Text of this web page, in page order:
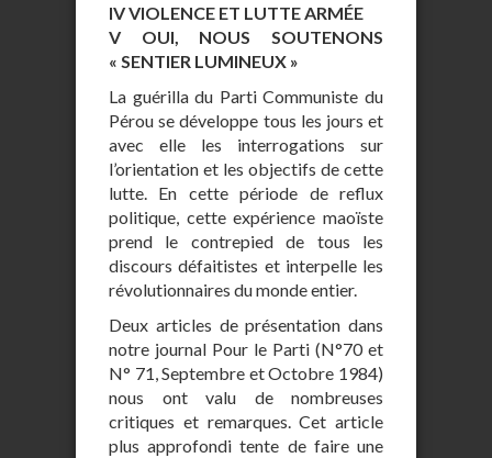
IV VIOLENCE ET LUTTE ARMÉE
V OUI, NOUS SOUTENONS
« SENTIER LUMINEUX »
La guérilla du Parti Communiste du
Pérou se développe tous les jours et
avec elle les interrogations sur
l’orientation et les objectifs de cette
lutte. En cette période de reflux
politique, cette expérience maoïste
prend le contrepied de tous les
discours défaitistes et interpelle les
révolutionnaires du monde entier.
Deux articles de présentation dans
notre journal Pour le Parti (N°70 et
N° 71, Septembre et Octobre 1984)
nous ont valu de nombreuses
critiques et remarques. Cet article
plus approfondi tente de faire une